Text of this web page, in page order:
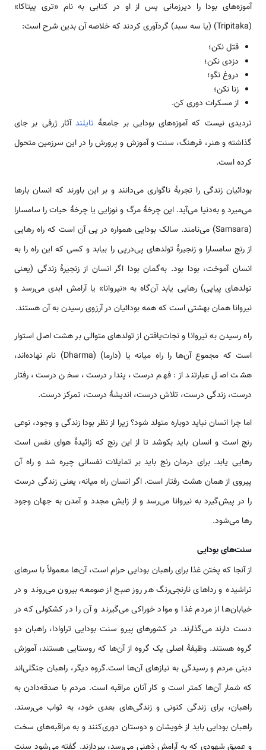
آموزه‌های بودا را دیرزمانی پس از او در کتابی به نام «تری پیتاکا»
(Tripitaka) (یا سه سبد) گردآوری کردند که خلاصه آن بدین شرح است:
قتل نکن؛
دزدی نکن؛
دروغ نگو؛
زنا نکن؛
از مسکرات دوری کن.
تردیدی نیست که آموزه‌های بودایی بر جامعهٔ تایلندآثار ژرفی بر جای
گذاشته و هنر، فرهنگ، سنت و آموزش و پرورش را در این سرزمین متحول
کرده است.
بودائیان زندگی را تجربهٔ ناگواری می‌دانند و بر این باورند که انسان بارها
می‌میرد و به‌دنیا می‌آید. این چرخهٔ مرگ و نوزایی یا چرخهٔ حیات را سامسارا
(Samsara) می‌نامند. سالک بودایی همواره در پی آن است که راه رهایی
از رنج سامسارا و زنجیرهٔ تولدهای پی‌درپی را بیابد و کسی که این راه را به
انسان آموخت، بودا بود. به‌گمان بودا اگر انسان از زنجیرهٔ زندگی (یعنی
تولدهای پیاپی) رهایی یابد آن‌گاه به «نیروانا» یا آرامش ابدی می‌رسد و
نیروانا همان بهشتی است که همه بودائیان در آرزوی رسیدن به آن هستند.
راه رسیدن به نیروانا و نجات‌یافتن از تولدهای متوالی بر هشت اصل استوار
است که مجموع آن‌ها را راه میانه یا (دارما) (Dharma) نام نهاده‌اند،
هشت اصل عبارتند از: فهم درست، پندار درست، سخن درست، رفتار
درست، زندگی درست، تلاش درست، اندیشهٔ درست، تمرکز درست.
اما چرا انسان نباید دوباره متولد شود؟ زیرا از نظر بودا زندگی و وجود، نوعی
رنج است و انسان باید بکوشد تا از این رنج که زائیدهٔ هوای نفس است
رهایی یابد. برای درمان رنج باید بر تمایلات نفسانی چیره شد و راه آن
پیروی از همان هشت رفتار است. اگر انسان راه میانه، یعنی زندگی درست
را در پیش‌گیرد به نیروانا می‌رسد و از زایش مجدد و آمدن به جهان وجود
رها می‌شود.
سنت‌های بودایی
از آنجا که پختن غذا برای راهبان بودایی حرام است، آن‌ها معمولاً با سرهای
تراشیده و رداهای نارنجی‌رنگ هر روز صبح از صومعه بیرون می‌روند و در
خیابان‌ها از مردم غذا و مواد خوراکی می‌گیرند و آن را در کشکولی که در
دست دارند می‌گذارند. در کشورهای پیرو سنت بودایی تراوادا، راهبان دو
گروه هستند. وظیفۀ اصلی یک گروه از آن‌ها که روستایی هستند، آموزش
دینی مردم و رسیدگی به نیازهای آن‌ها است.گروه دیگر، راهبان جنگلی‌اند
که شمار آن‌ها کمتر است و کار آنان مراقبه است. مردم با صدقه‌دادن به
راهبان، برای زندگی کنونی و زندگی‌های بعدی خود، به ثواب می‌رسند.
راهبان بودایی باید از خویشان و دوستان دوری‌کنند و به مراقبه‌های سخت
و عمیق شهودی که به آرامش ذهنی می‌رسد، بپردازند. گفته می‌شود سنت